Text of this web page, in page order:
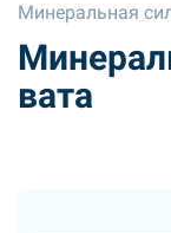
Минеральная
вата